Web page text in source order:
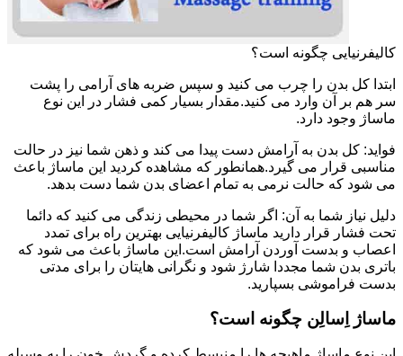
کالیفرنیایی چگونه است؟
ابتدا کل بدن را چرب می کنید و سپس ضربه های آرامی را پشت
سر هم بر آن وارد می کنید.مقدار بسیار کمی فشار در این نوع
ماساژ وجود دارد.
فواید: کل بدن به آرامش دست پیدا می کند و ذهن شما نیز در حالت
مناسبی قرار می گیرد.همانطور که مشاهده کردید این ماساژ باعث
می شود که حالت نرمی به تمام اعضای بدن شما دست بدهد.
دلیل نیاز شما به آن: اگر شما در محیطی زندگی می کنید که دائما
تحت فشار قرار دارید ماساژ کالیفرنیایی بهترین راه برای تمدد
اعصاب و بدست آوردن آرامش است.این ماساژ باعث می شود که
باتری بدن شما مجددا شارژ شود و نگرانی هایتان را برای مدتی
بدست فراموشی بسپارید.
ماساژ اِسالِن چگونه است؟